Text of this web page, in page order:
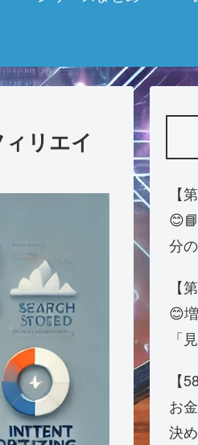
リエイ
【
分
【
😊
「
【
お
決